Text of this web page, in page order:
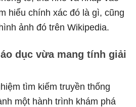
hiểu chính xác đó là gì, cũng
ảnh đó trên Wikipedia.
dục vừa mang tính giải
tìm kiếm truyền thống
một hành trình khám phá